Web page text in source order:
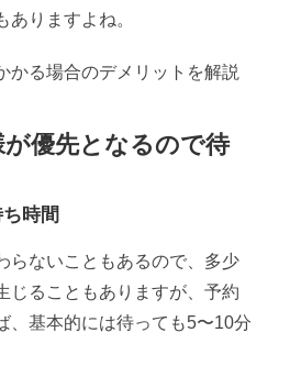
ありますよね。
かる場合のデメリットを解説
優先となるので待
時間
らないこともあるので、多少
じることもありますが、予約
、基本的には待っても5〜10分